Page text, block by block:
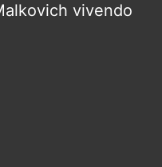
vivendo